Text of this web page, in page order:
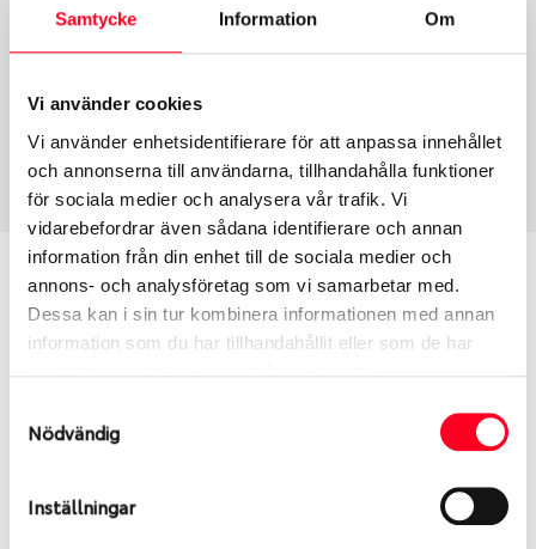
Samtycke Information Om
Vi använder cookies
Vi använder enhetsidentifierare för att anpassa innehållet
och annonserna till användarna, tillhandahålla funktioner
för sociala medier och analysera vår trafik. Vi
vidarebefordrar även sådana identifierare och annan
information från din enhet till de sociala medier och
annons- och analysföretag som vi samarbetar med.
Dessa kan i sin tur kombinera informationen med annan
information som du har tillhandahållit eller som de har
Nödvändig
Inställningar
Group
Fälg PV/C LM
Tum
18
30
Centre Diameter
112
Art nummer
13917
Passar denna fälg min bil?
Ange registreringsnummer för att se om den fälg
Ibland kan fälgen ha bytts ut under årens lopp och
inte vara samma dimension som bilen hade ut från